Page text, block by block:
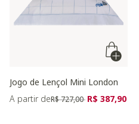
Jogo de Lençol Mini London
A partir dePreço reduzido de
R$ 727,00 para
R$ 387,90